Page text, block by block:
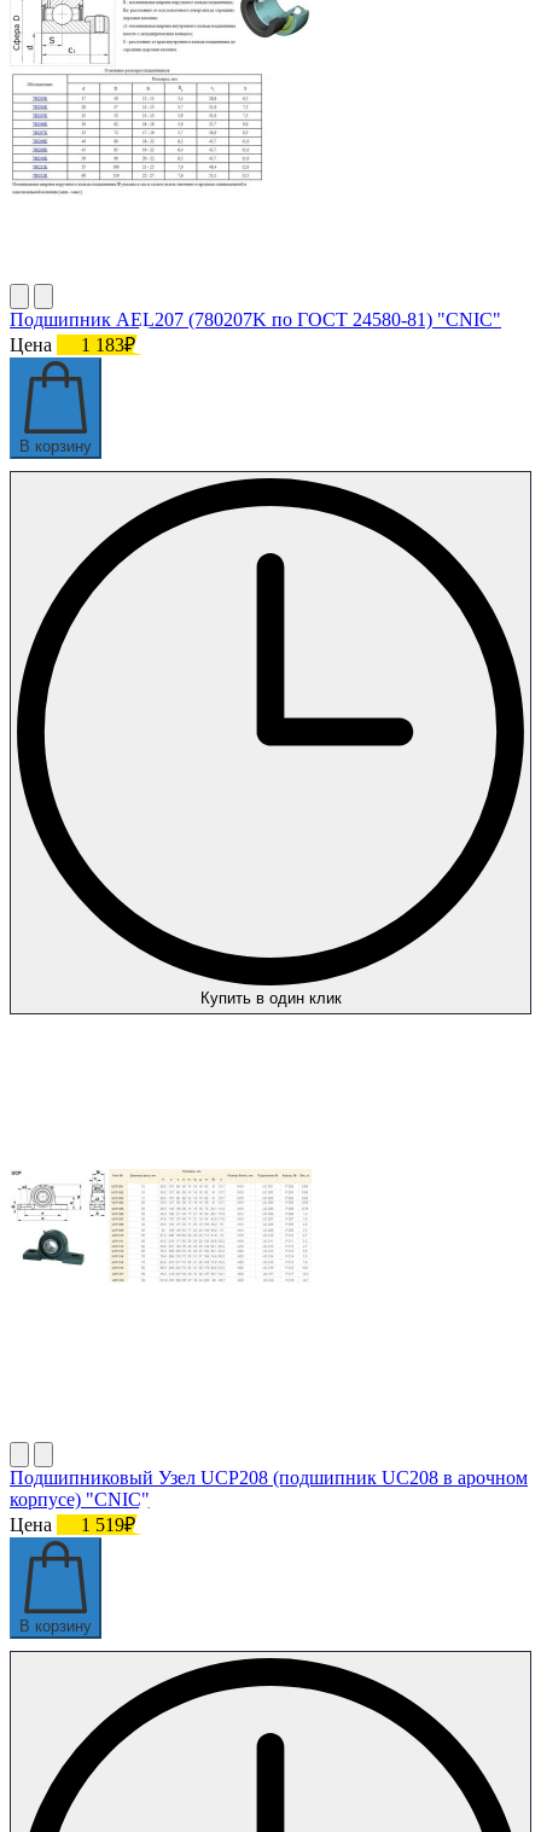
Подшипник AEL207 (780207K по ГОСТ 24580-81) "CNIC"
Цена
1 183₽
В корзину
Купить в один клик
Подшипниковый Узел UCP208 (подшипник UC208 в арочном
корпусе) "CNIC"
Цена
1 519₽
В корзину